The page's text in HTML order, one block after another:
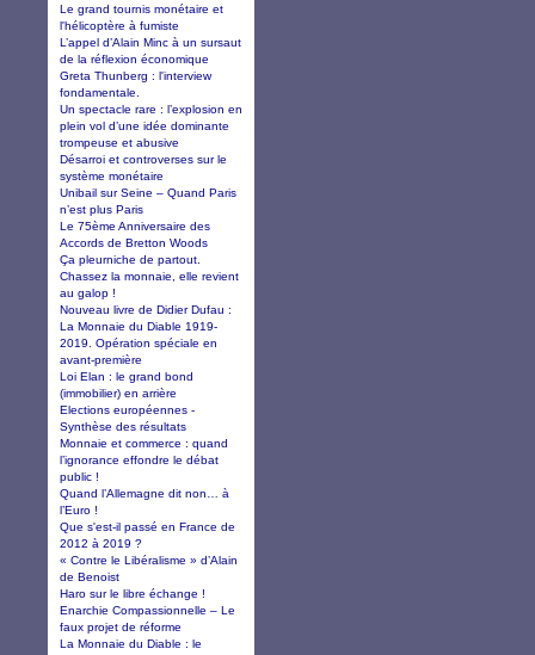
Le grand tournis monétaire et
l'hélicoptère à fumiste
L’appel d’Alain Minc à un sursaut
de la réflexion économique
Greta Thunberg : l'interview
fondamentale.
Un spectacle rare : l’explosion en
plein vol d’une idée dominante
trompeuse et abusive
Désarroi et controverses sur le
système monétaire
Unibail sur Seine – Quand Paris
n’est plus Paris
Le 75ème Anniversaire des
Accords de Bretton Woods
Ça pleurniche de partout.
Chassez la monnaie, elle revient
au galop !
Nouveau livre de Didier Dufau :
La Monnaie du Diable 1919-
2019. Opération spéciale en
avant-première
Loi Elan : le grand bond
(immobilier) en arrière
Elections européennes -
Synthèse des résultats
Monnaie et commerce : quand
l’ignorance effondre le débat
public !
Quand l’Allemagne dit non… à
l’Euro !
Que s'est-il passé en France de
2012 à 2019 ?
« Contre le Libéralisme » d’Alain
de Benoist
Haro sur le libre échange !
Enarchie Compassionnelle – Le
faux projet de réforme
La Monnaie du Diable : le